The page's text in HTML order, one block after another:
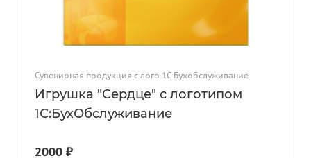
Сувенирная продукция с лого 1С Бухобслуживание
Игрушка "Сердце" с логотипом
1С:БухОбслуживание
2000 ₽